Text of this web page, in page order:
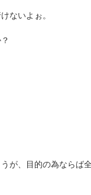
ないよぉ。
が、目的の為ならば